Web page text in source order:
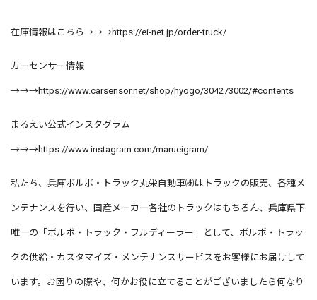
在庫情報はこちら→→→https://ei-net.jp/order-truck/
カーセンサー情報
→→→https://www.carsensor.net/shop/hyogo/304273002/#contents
まるえい公式インスタグラム
→→→https://www.instagram.com/marueigram/
私たち、兵庫ボルボ・トラック丸栄自動車㈱はトラックの販売、各種メ
ンテナンスを行い、国産メーカー各社のトラックはもちろん、兵庫県下
唯一の「ボルボ・トラック・フルディーラー」として、ボルボ・トラッ
クの供給・カスタマイズ・メンテナンスサービスをお客様にお届けして
います。お困りの際や、何かお役に立てることがございましたら何なり